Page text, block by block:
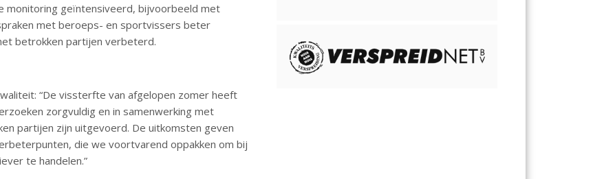
monitoring geïntensiveerd, bijvoorbeeld met
met beroeps- en sportvissers beter
betrokken partijen verbeterd.
“De vissterfte van afgelopen zomer heeft
zorgvuldig en in samenwerking met
partijen zijn uitgevoerd. De uitkomsten geven
die we voortvarend oppakken om bij
te handelen.”